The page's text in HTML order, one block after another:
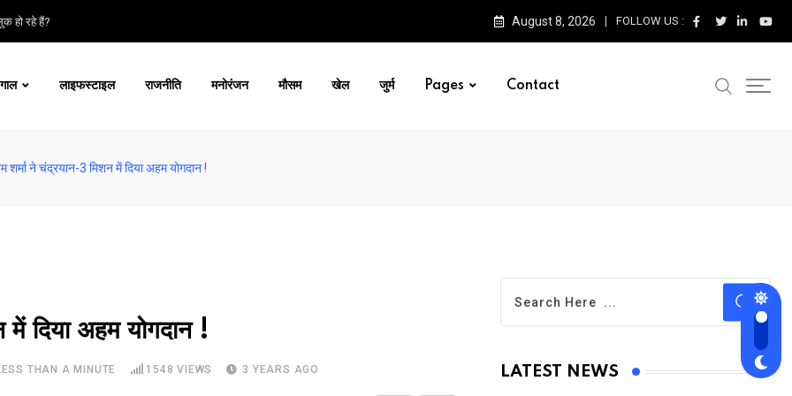
हो रहे हैं? August 8, 2026 FOLLOW US :
लाइफस्टाइल राजनीति मनोरंजन मौसम खेल जुर्म Pages Contact
शर्मा ने चंद्रयान-3 मिशन में दिया अहम योगदान !
में दिया अहम योगदान !
THAN A MINUTE 1548 VIEWS 3 YEARS AGO LATEST NEWS